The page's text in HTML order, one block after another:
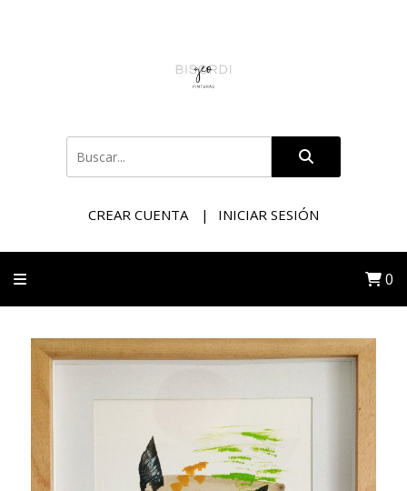
CREAR CUENTA INICIAR SESIÓN
0